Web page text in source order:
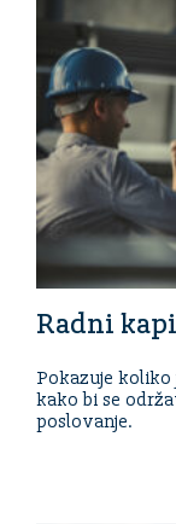
Radni
Pokazuje
kako bi se
poslovanje.